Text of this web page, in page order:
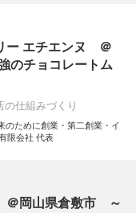
ー エチエンヌ ＠
のチョコレートム
の仕組みづくり
のために創業・第二創業・イ
限会社 代表
岡山県倉敷市 ～